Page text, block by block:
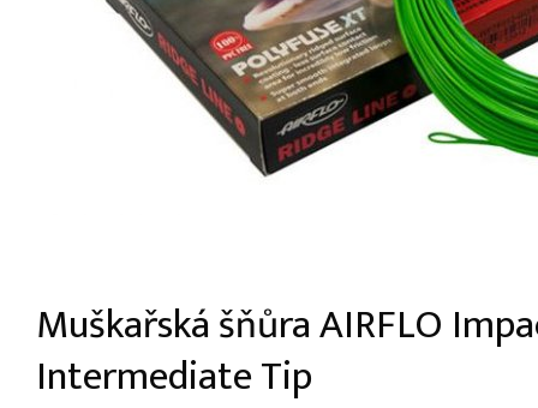
Muškařská šňůra AIRFLO
Intermediate Tip